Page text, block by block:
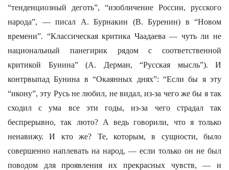
“тенденциозный деготь”, “изобличение России, русского
народа”, — писал А. Бурнакин (В. Буренин) в “Новом
времени”. “Классическая критика Чаадаева — чуть ли не
национальный панегирик рядом с соответственной
критикой Бунина” (А. Дерман, “Русская мысль”). И
контрвыпад Бунина в “Окаянных днях”: “Если бы я эту
“икону”, эту Русь не любил, не видал, из-за чего же бы я так
сходил с ума все эти годы, из-за чего страдал так
беспрерывно, так люто? А ведь говорили, что я только
ненавижу. И кто же? Те, которым, в сущности, было
совершенно наплевать на народ, — если только он не был
поводом для проявления их прекрасных чувств, — и